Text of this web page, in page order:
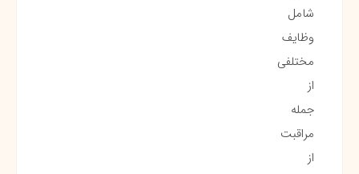
شامل
وظایف
مختلفی
از
جمله
مراقبت
از